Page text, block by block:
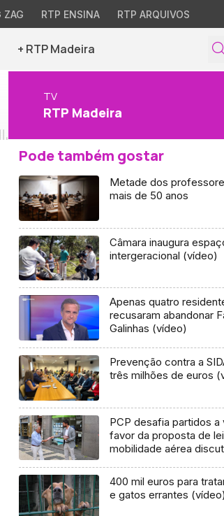
ZAG RTP ENSINA RTP ARQUIVOS
+ RTP Madeira
TV
RTP Madeira
Pode também gostar
Metade dos
mais de 50 anos
Câmara inaugura
intergeracional (vídeo)
Apenas quatro
recusaram abandonar
Galinhas (vídeo)
Prevenção contra a
três milhões de euros
PCP desafia partidos a
favor da proposta de
mobilidade aérea
400 mil euros para
e gatos errantes (vídeo)